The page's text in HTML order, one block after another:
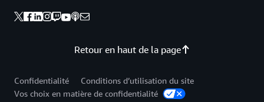
Retour en haut de la page
Confidentialité
Conditions d’utilisation du site
Vos choix en matière de confidentialité